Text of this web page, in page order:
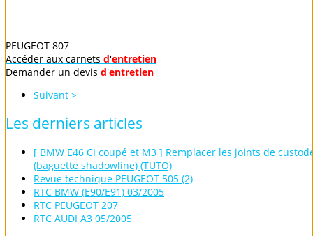
PEUGEOT 807
Accéder aux carnets d'entretien
Demander un devis d'entretien
Suivant >
Les derniers articles
[ BMW E46 CI coupé et M3 ] Remplacer les joints de
(baguette shadowline) (TUTO)
Revue technique PEUGEOT 505 (2)
RTC BMW (E90/E91) 03/2005
RTC PEUGEOT 207
RTC AUDI A3 05/2005